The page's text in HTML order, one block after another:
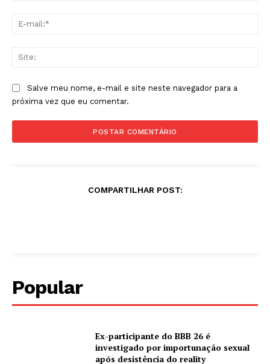
Salve meu nome, e-mail e site neste navegador para a
próxima vez que eu comentar.
COMPARTILHAR POST:
Popular
Ex-participante do BBB 26 é
investigado por importunação sexual
após desistência do reality